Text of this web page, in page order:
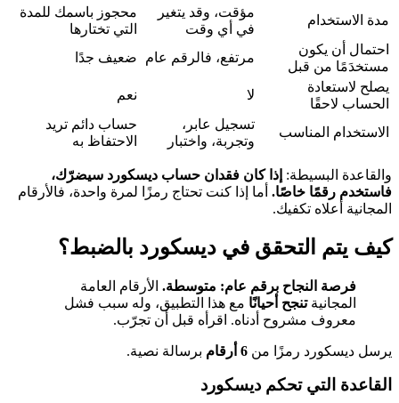
مدة الاستخدام
مؤقت، وقد يتغير
في أي وقت
محجوز باسمك للمدة
التي تختارها
احتمال أن يكون
مستخدَمًا من قبل
مرتفع، فالرقم عام
ضعيف جدًا
يصلح لاستعادة
الحساب لاحقًا
لا نعم
الاستخدام المناسب
تسجيل عابر،
وتجربة، واختبار
حساب دائم تريد
الاحتفاظ به
والقاعدة البسيطة: إذا كان فقدان حساب ديسكورد سيضرّك،
فاستخدم رقمًا خاصًا. أما إذا كنت تحتاج رمزًا لمرة واحدة، فالأرقام
المجانية أعلاه تكفيك.
كيف يتم التحقق في ديسكورد بالضبط؟
فرصة النجاح برقم عام: متوسطة. الأرقام العامة
المجانيةتنجح أحيانًا مع هذا التطبيق، وله سبب فشل
معروف مشروح أدناه. اقرأه قبل أن تجرّب.
يرسل ديسكورد رمزًا من 6 أرقام برسالة نصية.
القاعدة التي تحكم ديسكورد